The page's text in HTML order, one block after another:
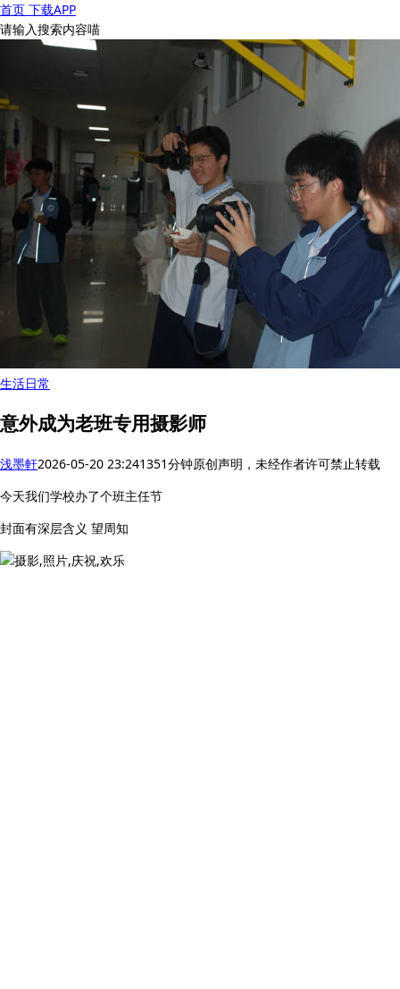
首页 下载APP
请输入搜索内容喵
生活日常
意外成为老班专用摄影师
浅墨軒2026-05-20 23:241351分钟原创声明，未经作者许可禁止转载
今天我们学校办了个班主任节
封面有深层含义 望周知